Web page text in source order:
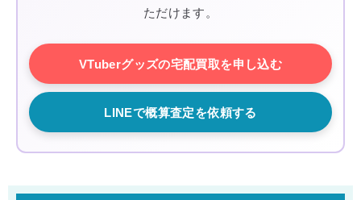
ただけます。
VTuberグッズの宅配買取を申し込む
LINEで概算査定を依頼する